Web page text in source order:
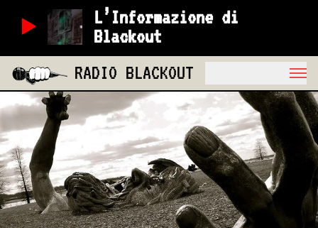
L’Informazione di
Blackout
RADIO BLACKOUT